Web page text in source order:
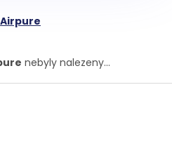
Airpure
nebyly nalezeny...